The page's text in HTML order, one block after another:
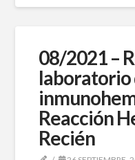
08/2021 –
laboratorio
Reacción
Recién